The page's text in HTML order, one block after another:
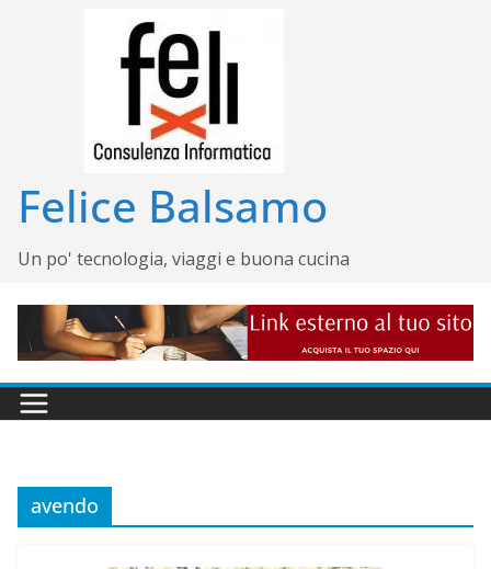
Felice Balsamo
Un po' tecnologia, viaggi e buona cucina
avendo